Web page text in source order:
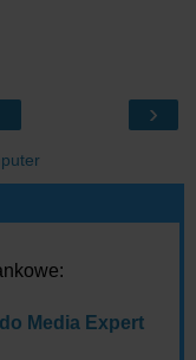
›
do Media Expert